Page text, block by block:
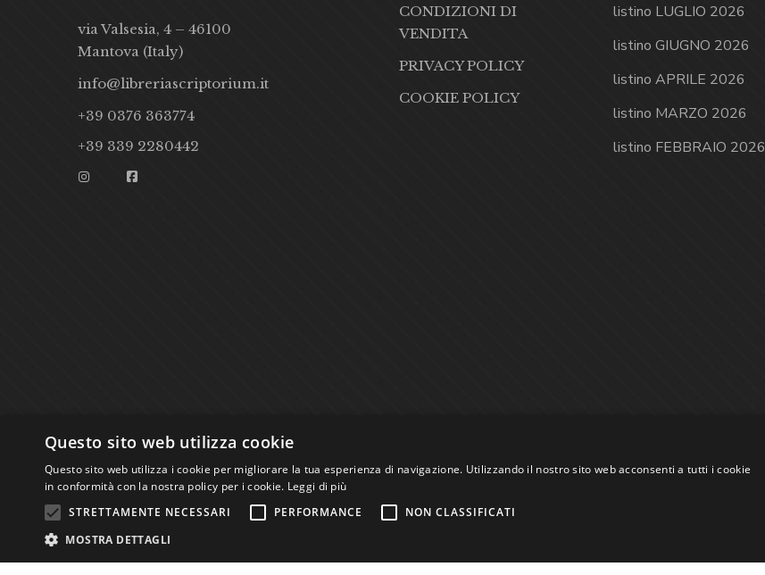
via Valsesia, 4 – 46100
Mantova (Italy)
info@libreriascriptorium.it
+39 0376 363774
+39 339 2280442
CONDIZIONI DI
VENDITA
PRIVACY POLICY
COOKIE POLICY
listino LUGLIO 2026
listino GIUGNO 2026
listino APRILE 2026
listino MARZO 2026
listino FEBBRAIO 2026
Studio Bibliografico Scriptorium Dott.ssa Sara Bassi VAT nr. 01744000207
Questo sito web utilizza cookie
Questo sito web utilizza i cookie per migliorare la tua esperienza di navigazione. Utilizzando il nostro sito web acconsenti a tutti i cookie
in conformità con la nostra policy per i cookie. Leggi di più
STRETTAMENTE NECESSARI
PERFORMANCE
NON CLASSIFICATI
MOSTRA DETTAGLI